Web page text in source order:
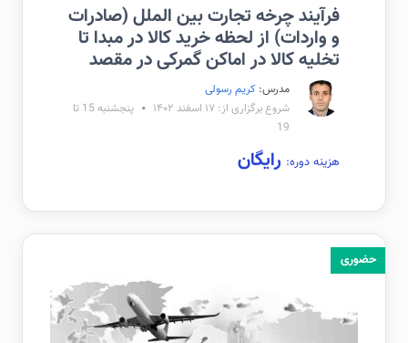
فرآیند چرخه تجارت بین الملل (صادرات
و واردات) از لحظه خرید کالا در مبدا تا
تخلیه کالا در اماکن گمرکی در مقصد
مدرس: کریم رسولی
شروع برگزاری از: ۱۷ اسفند ۱۴۰۲
پنجشنبه 15 تا
19
هزینه دوره: رایگان
حضوری